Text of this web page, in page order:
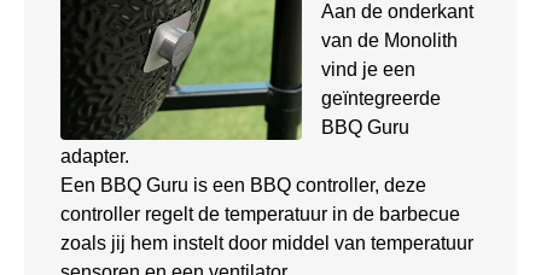
Aan de onderkant
van de Monolith
vind je een
geïntegreerde
BBQ Guru
adapter.
Een BBQ Guru is een BBQ controller, deze
controller regelt de temperatuur in de barbecue
zoals jij hem instelt door middel van temperatuur